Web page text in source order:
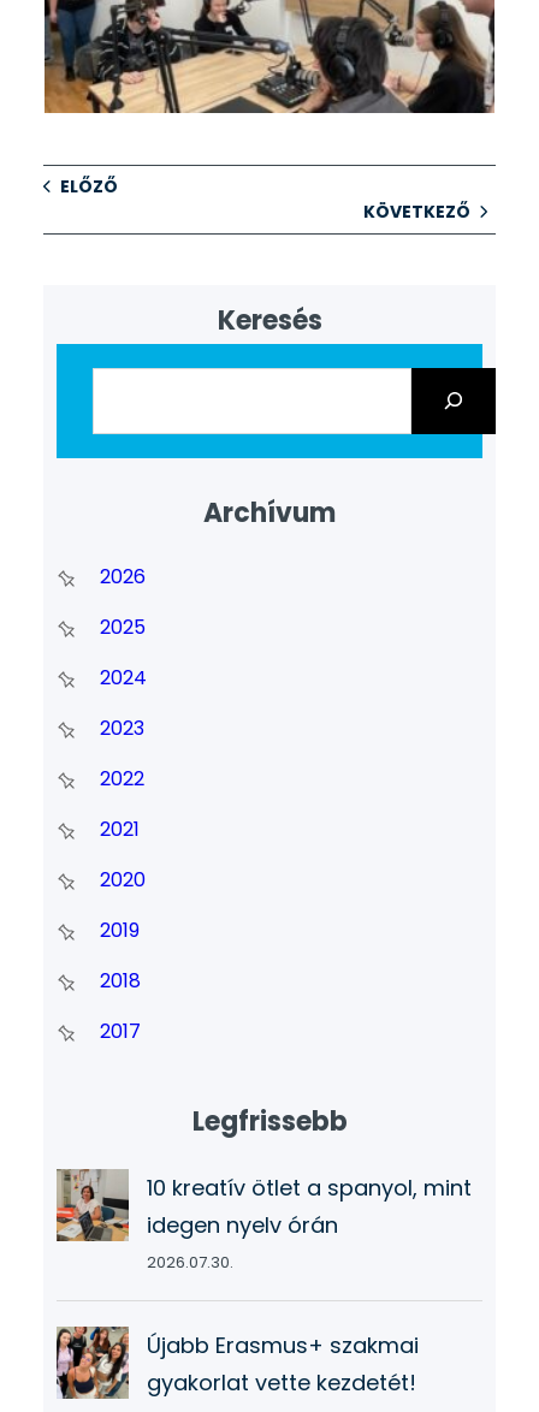
ELŐZŐ
KÖVETKEZŐ
Keresés
Archívum
2026
2025
2024
2023
2022
2021
2020
2019
2018
2017
Legfrissebb
10 kreatív ötlet a spanyol, mint
idegen nyelv órán
2026.07.30.
Újabb Erasmus+ szakmai
gyakorlat vette kezdetét!